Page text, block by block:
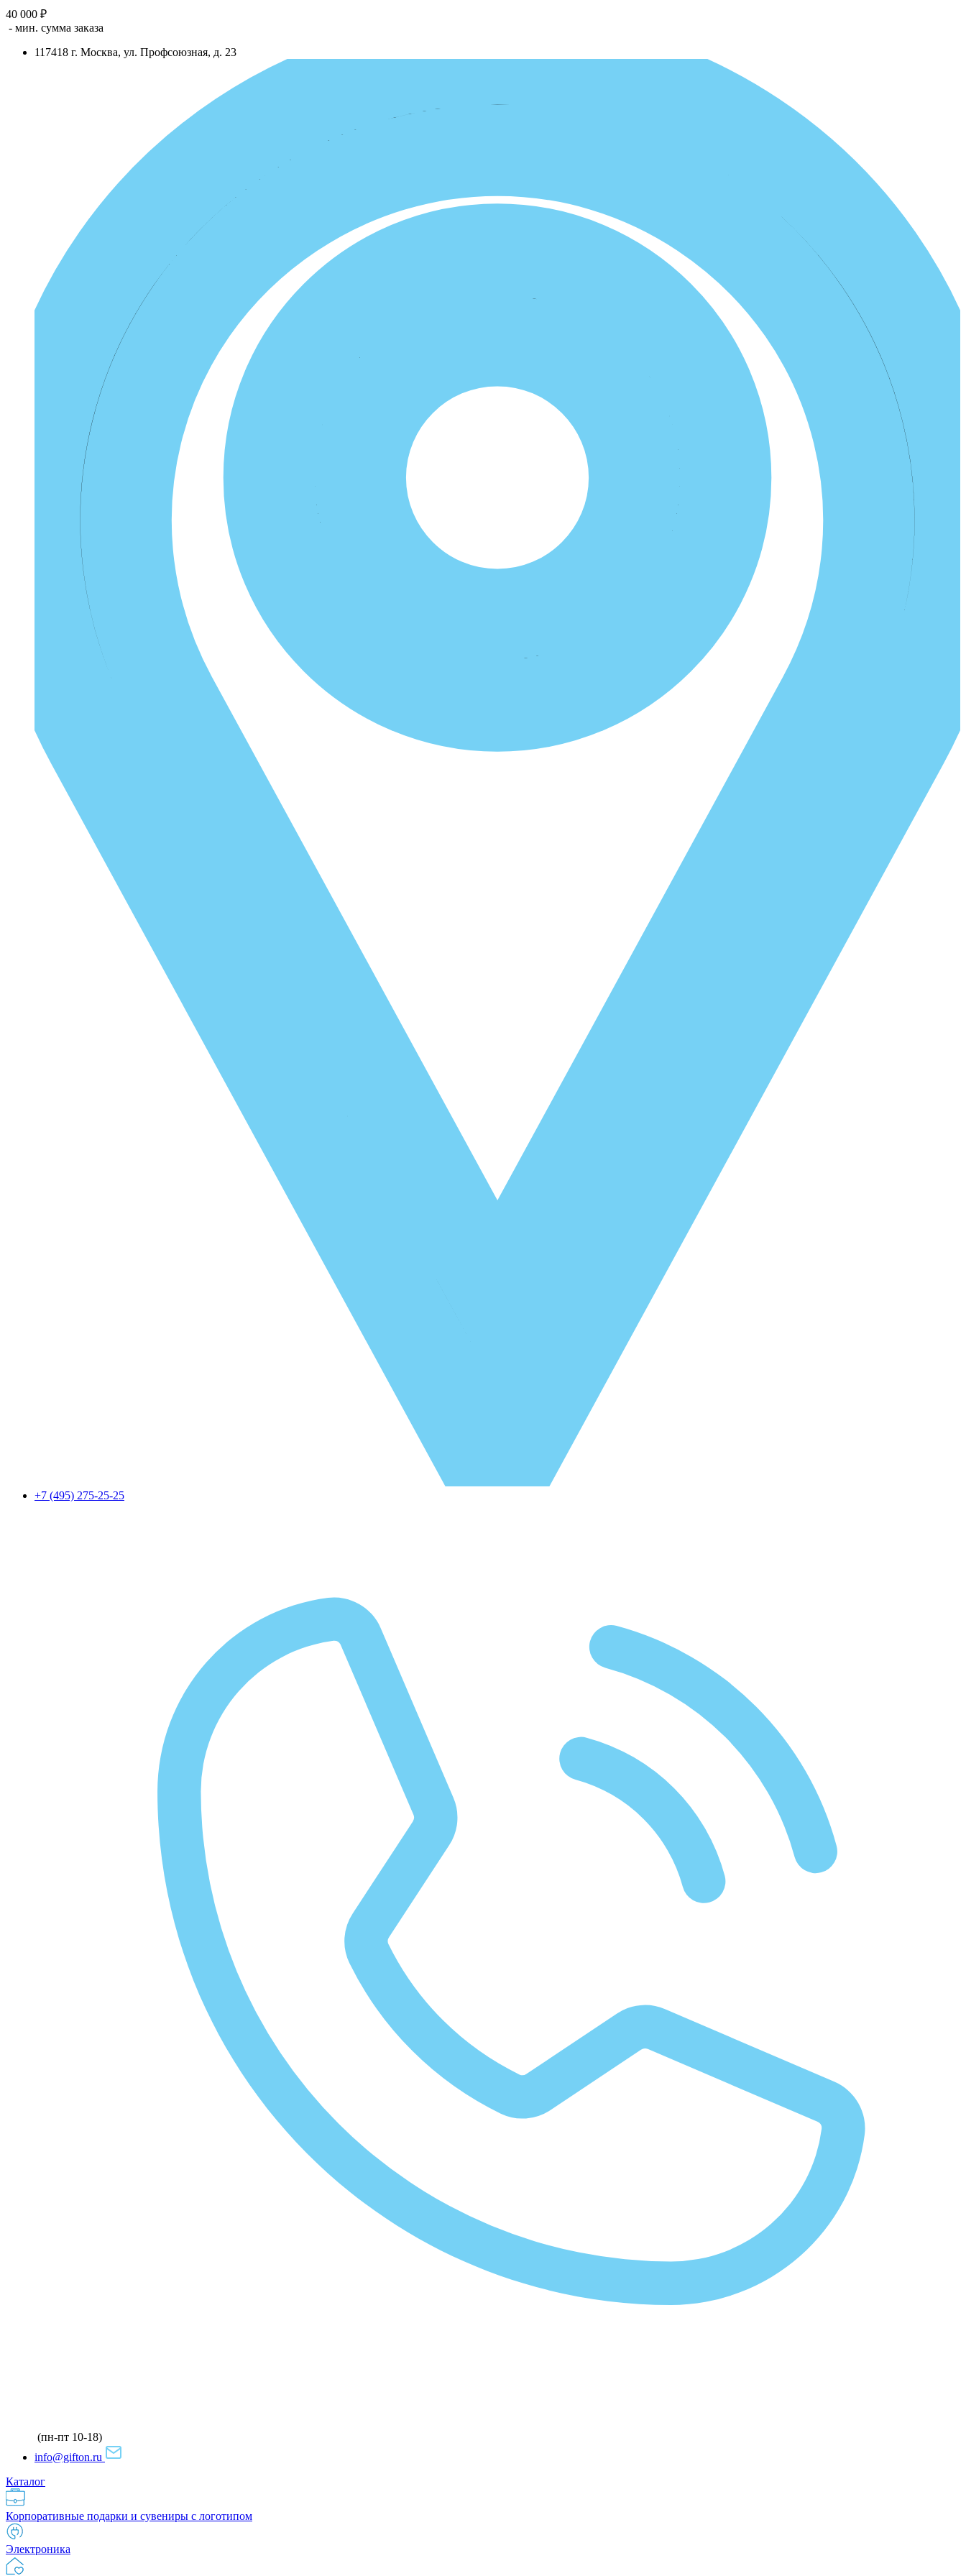
40 000 ₽
- мин. сумма заказа
117418 г. Москва, ул. Профсоюзная, д. 23
+7 (495) 275-25-25
(пн-пт 10-18)
info@gifton.ru
Каталог
Корпоративные подарки и сувениры с логотипом
Электроника